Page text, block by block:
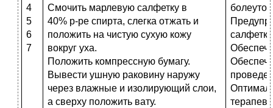
4
5
6
7
Смочить марлевую салфетку в
40% р-ре спирта, слегка отжать и
положить на чистую сухую кожу
вокруг уха.
Положить компрессную бумагу.
Вывести ушную раковину наружу
через влажные и изолирующий слои,
а сверху положить вату.